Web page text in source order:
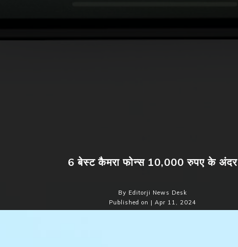
6 बेस्ट कैमरा फोन्स 10,000 रुपए के अंदर
By Editorji News Desk
Published on | Apr 11, 2024